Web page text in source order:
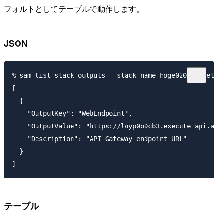
フォルトとしてテーブルで動作します。
JSON
% sam list stack-outputs --stack-name
[
  {
    "OutputKey": "WebEndpoint",
"OutputValue": "https://loyp0o0cb3.execute-
    "Description": "API Gateway endpoint URL"
  }
テーブル